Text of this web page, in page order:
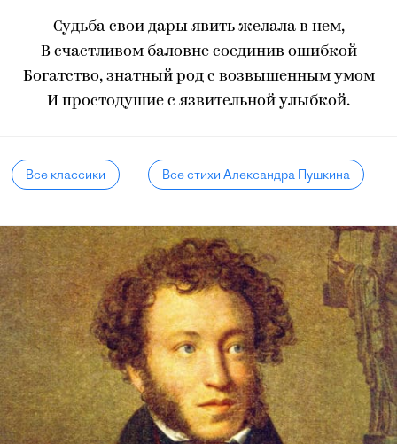
Судьба свои дары явить желала в нем,
В счастливом баловне соединив ошибкой
Богатство, знатный род с возвышенным умом
И простодушие с язвительной улыбкой.
Все классики Все стихи Александра Пушкина